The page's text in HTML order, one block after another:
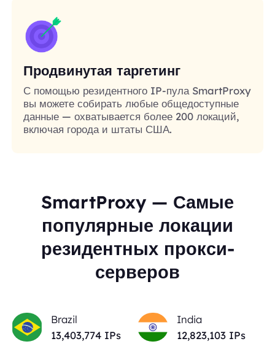
Продвинутая таргетинг
С помощью резидентного IP-пула SmartProxy
вы можете собирать любые общедоступные
данные — охватывается более 200 локаций,
включая города и штаты США.
SmartProxy — Самые
популярные локации
резидентных прокси-
серверов
Brazil
13,403,774 IPs
India
12,823,103 IPs